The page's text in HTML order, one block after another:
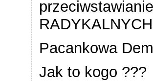
Pacankowa
Jak to kogo ???